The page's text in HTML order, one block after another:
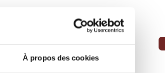
À propos des cookies